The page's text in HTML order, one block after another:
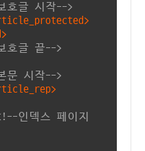
호글 시작-->
호글 끝-->
문 시작-->
인덱스 페이지